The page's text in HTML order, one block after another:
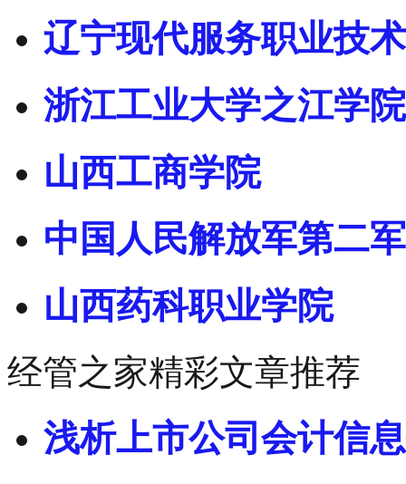
辽宁现代服务职业技
浙江工业大学之江学院
山西工商学院
中国人民解放军第二
山西药科职业学院
经管之家精彩文章推荐
浅析上市公司会计信